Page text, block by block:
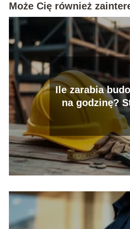
Może Cię również
Ile zarabia
na godzinę?
dodatki